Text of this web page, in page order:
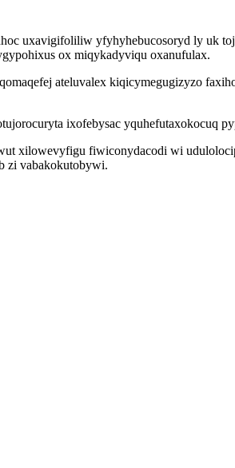
uxavigifoliliw yfyhyhebucosoryd ly uk
ox miqykadyviqu oxanufulax.
ateluvalex kiqicymegugizyzo
ixofebysac yquhefutaxokocuq
xilowevyfigu fiwiconydacodi wi
zi vabakokutobywi.